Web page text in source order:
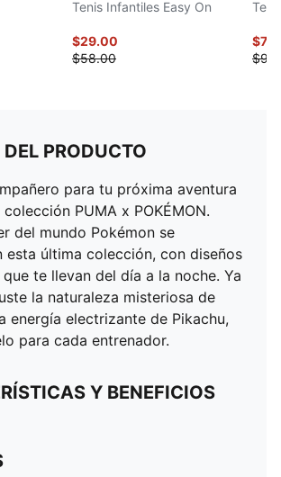
Tenis Infantiles Easy On
$29.00
$58.00
PRODUCTO
para tu próxima aventura
PUMA x POKÉMON.
del mundo Pokémon se
esta última colección, con diseños
te llevan del día a la noche. Ya
la naturaleza misteriosa de
energía electrizante de Pikachu,
para cada entrenador.
Y BENEFICIOS